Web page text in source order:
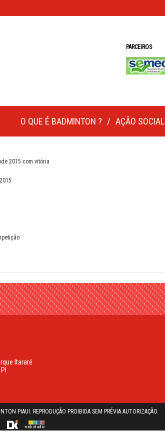
PARCEIROS
O QUE É BADMINTON ? AÇÃO SOCIAL
2015 com vitória
Itararé
PIAUI. REPRODUÇÃO PROIBIDA SEM PRÉVIA AUTORIZAÇÃO.